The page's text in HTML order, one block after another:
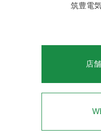
筑豊電
店